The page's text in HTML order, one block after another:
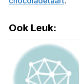
Ook Leuk: